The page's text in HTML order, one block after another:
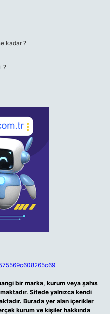
kadar ?
?
bir marka, kurum veya şahıs
Sitede yalnızca kendi
Burada yer alan içerikler
kurum ve kişiler hakkında